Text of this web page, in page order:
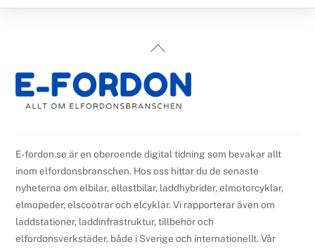
Back
Top
E-fordon.se är en oberoende digital tidning som bevakar allt
inom elfordonsbranschen. Hos oss hittar du de senaste
nyheterna om elbilar, ellastbilar, laddhybrider, elmotorcyklar,
elmopeder, elscootrar och elcyklar. Vi rapporterar även om
laddstationer, laddinfrastruktur, tillbehör och
elfordonsverkstäder, både i Sverige och internationellt. Vår